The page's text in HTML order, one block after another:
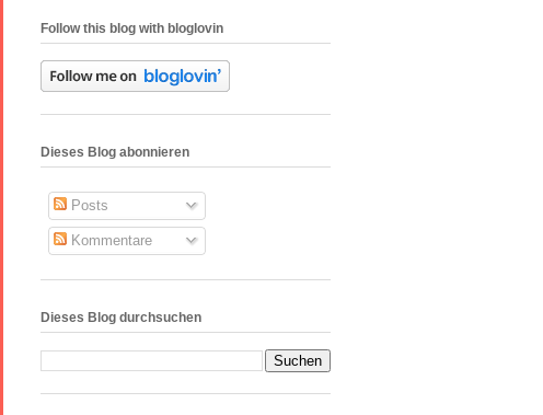
Follow this blog with bloglovin
Dieses Blog abonnieren
Posts
Kommentare
Dieses Blog durchsuchen